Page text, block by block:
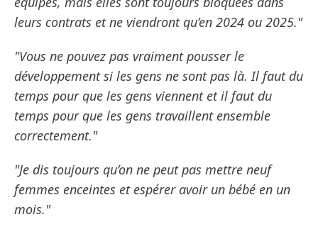
leurs contrats et ne viendront qu’en 2024 ou 2025."
"Vous ne pouvez pas vraiment pousser le
développement si les gens ne sont pas là. Il faut du
temps pour que les gens viennent et il faut du
temps pour que les gens travaillent ensemble
correctement."
"Je dis toujours qu’on ne peut pas mettre neuf
femmes enceintes et espérer avoir un bébé en un
mois."